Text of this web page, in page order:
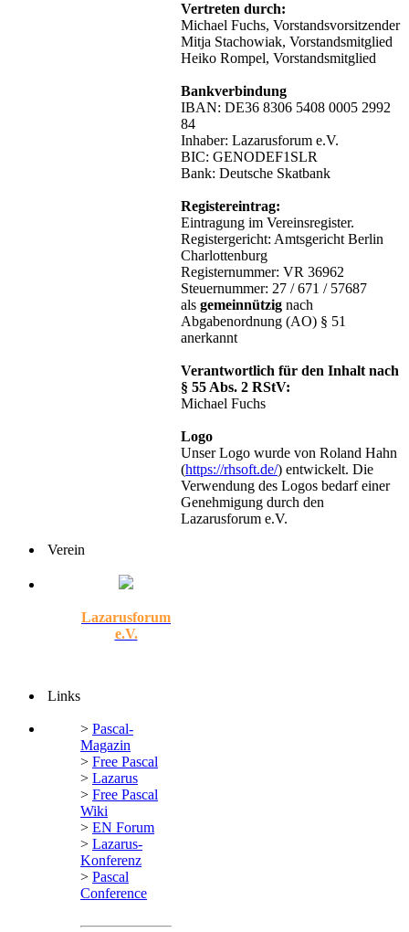
Vertreten durch:
Michael Fuchs, Vorstandsvorsitzender
Mitja Stachowiak, Vorstandsmitglied
Heiko Rompel, Vorstandsmitglied
Bankverbindung
IBAN: DE36 8306 5408 0005 2992
84
Inhaber: Lazarusforum e.V.
BIC: GENODEF1SLR
Bank: Deutsche Skatbank
Registereintrag:
Eintragung im Vereinsregister.
Registergericht: Amtsgericht Berlin
Charlottenburg
Registernummer: VR 36962
Steuernummer: 27 / 671 / 57687
als gemeinnützig nach
Abgabenordnung (AO) § 51
anerkannt
Verantwortlich für den Inhalt nach
§ 55 Abs. 2 RStV:
Michael Fuchs
Logo
Unser Logo wurde von Roland Hahn
(https://rhsoft.de/) entwickelt. Die
Verwendung des Logos bedarf einer
Genehmigung durch den
Lazarusforum e.V.
Verein
Lazarusforum
e.V.
Links
> Pascal-
Magazin
> Free Pascal
> Lazarus
> Free Pascal
Wiki
> EN Forum
> Lazarus-
Konferenz
> Pascal
Conference